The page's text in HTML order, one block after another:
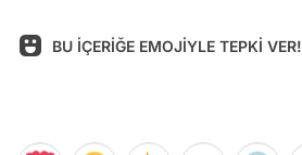
BU İÇERİĞE EMOJİYLE TEPKİ VER!